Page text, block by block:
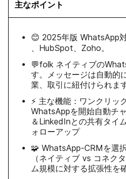
主なポイント
😊 2025年版 WhatsApp
、HubSpot、Zoho。
💬folk ネイティブの
す。メッセージは自動的
業、取引に紐付けられます
⚡ 主な機能：ワンクリッ
WhatsAppを開始自動チ
＆LinkedInとの共有タイ
ォローアップ
🧩 WhatsApp-CRMを選
（ネイティブ vs コネク
ム規模に対する拡張性を